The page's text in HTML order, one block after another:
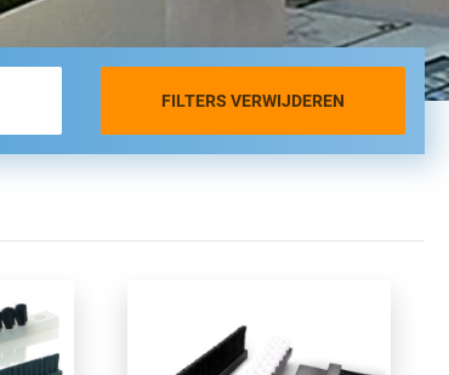
FILTERS VERWIJDEREN